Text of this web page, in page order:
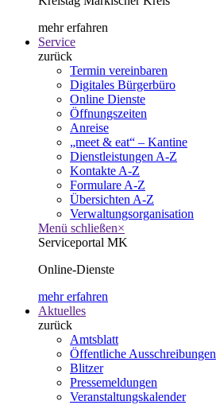
mehr erfahren
Service
zurück
Termin vereinbaren
Digitales Bürgerbüro
Online Dienste
Öffnungszeiten
Anreise
„meet & eat“ – Kantine
Dienstleistungen A-Z
Kontakte A-Z
Formulare A-Z
Übersichten A-Z
Verwaltungsorganisation
Menü schließen×
Serviceportal MK
Online-Dienste
mehr erfahren
Aktuelles
zurück
Amtsblatt
Öffentliche Ausschreibungen
Blitzer
Pressemeldungen
Veranstaltungskalender